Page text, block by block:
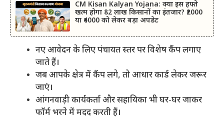
CM Kisan Kalyan Yojana: क्या इस हफ्ते
खत्म होगा 82 लाख किसानों का इंतजार? ₹2000
या ₹4000 को लेकर बड़ा अपडेट
नए आवेदन के लिए पंचायत स्तर पर विशेष कैंप लगाए
जाते हैं।
जब आपके क्षेत्र में कैंप लगे, तो आधार कार्ड लेकर जरूर
जाएं।
आंगनवाड़ी कार्यकर्ता और सहायिका भी घर-घर जाकर
फॉर्म भरने में मदद करती हैं।